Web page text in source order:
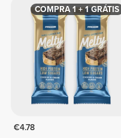
COMPRA 1 + 1 GRÁTIS
€4.78